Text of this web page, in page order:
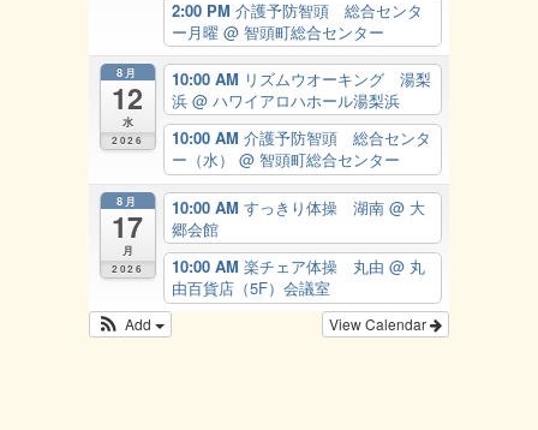
2:00 PM 介護予防智頭 総合センタ
ー月曜 @ 智頭町総合センター
8月
12
水
2026
10:00 AM リズムウオーキング 湯梨
浜 @ ハワイアロハホール湯梨浜
10:00 AM 介護予防智頭 総合センタ
ー（水） @ 智頭町総合センター
8月
17
月
2026
10:00 AM すっきり体操 湖南 @ 大
郷会館
10:00 AM 楽チェア体操 丸由 @ 丸
由百貨店（5F）会議室
View Calendar
Add